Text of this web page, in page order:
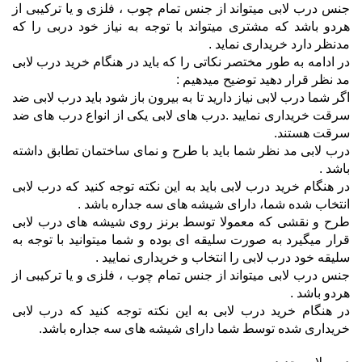
جنس درب لابی میتواند از جنس تمام چوب ، فلزی و یا ترکیبی از
هردو باشد که مشتری میتواند با توجه به نیاز خود دربی را که
مدنظر دارد خریداری نماید .
در ادامه به طور مختصر نکاتی را که باید در هنگام خرید درب لابی
مد نظر قرار دهید توضیح میدهیم :
اگر شما درب لابی نیاز دارید تا به بیرون باز شود باید درب لابی ضد
سرقت خریداری نمایید .درب های لابی یکی از انواع درب های ضد
سرقت هستند.
درب لابی مد نظر شما باید با طرح و نمای ساختمان تطابق داشته
باشد .
در هنگام خرید درب لابی باید به این نکته توجه کنید که درب لابی
انتخاب شده شما، دارای شیشه های سه جداره باشد .
طرح و نقشی که معمولا توسط برنز روی شیشه های درب لابی
قرار میگیرد به صورت سلیقه ای بوده و شما میتوانید با توجه به
سلیقه خود درب لابی را انتخاب و خریداری نمایید .
جنس درب لابی میتواند از جنس تمام چوب ، فلزی و یا ترکیبی از
هردو باشد .
در هنگام خرید درب لابی به این نکته توجه کنید که درب لابی
خریداری شده توسط شما دارای شیشه های سه جداره باشد.